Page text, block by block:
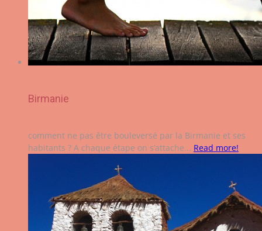
Birmanie
comment ne pas être bouleversé par la Birmanie et ses
habitants ? A chaque étape on s’attache... Read more!